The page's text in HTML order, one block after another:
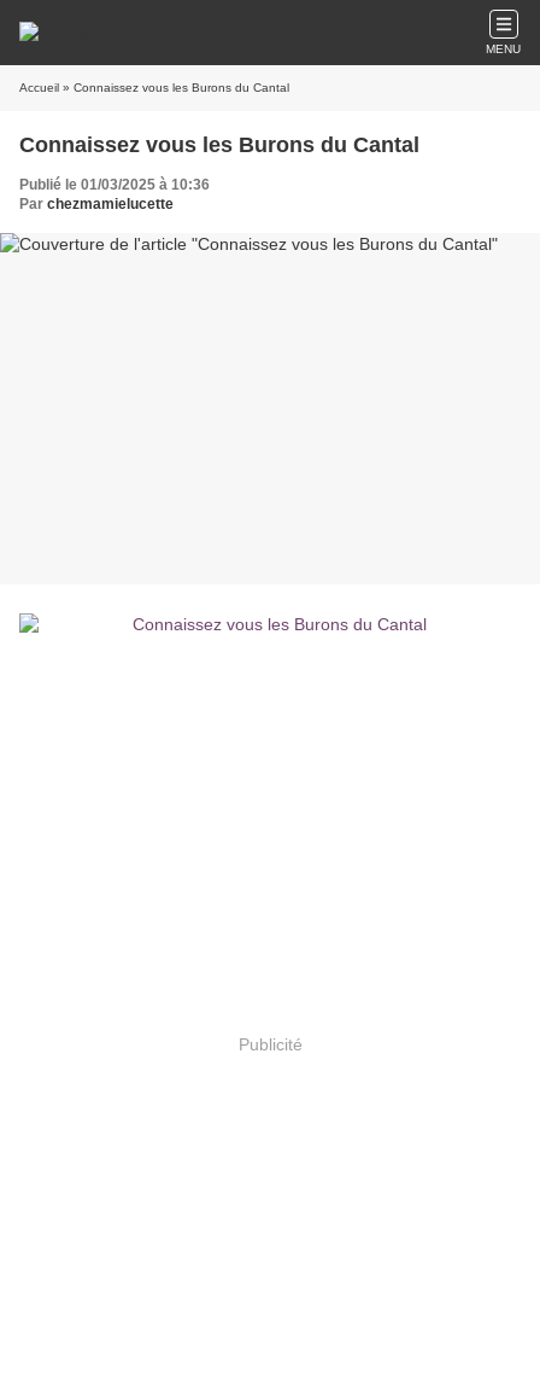
MENU
Accueil » Connaissez vous les Burons du Cantal
Connaissez vous les Burons du Cantal
Publié le 01/03/2025 à 10:36
Par chezmamielucette
Publicité